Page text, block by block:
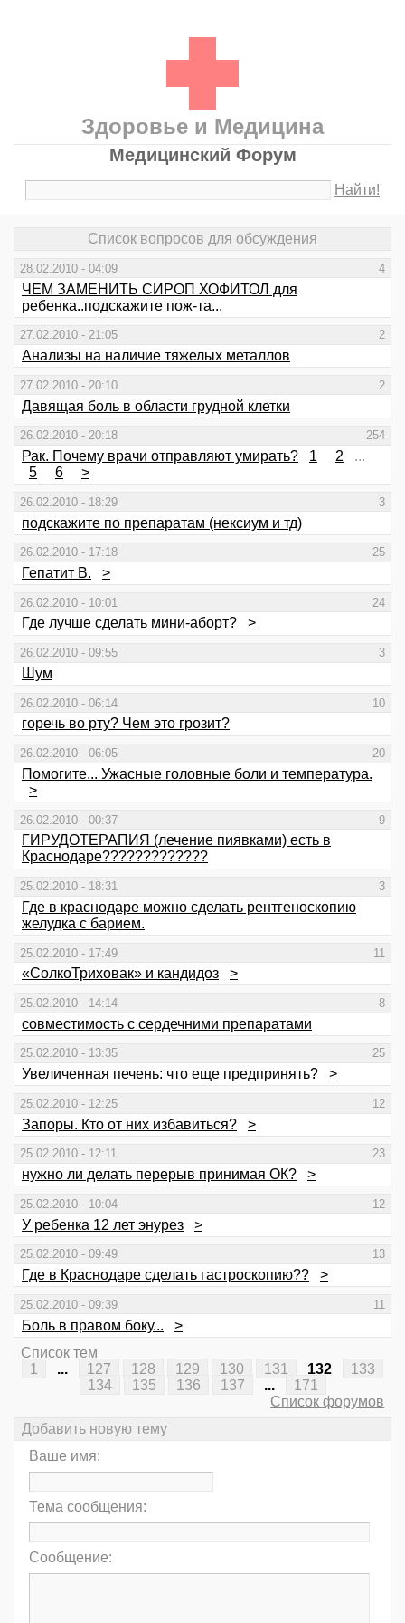
Здоровье и Медицина
Медицинский Форум
Найти!
Список вопросов для обсуждения
28.02.2010 - 04:09 4
ЧЕМ ЗАМЕНИТЬ СИРОП ХОФИТОЛ для
ребенка..подскажите пож-та...
27.02.2010 - 21:05 2
Анализы на наличие тяжелых металлов
27.02.2010 - 20:10 2
Давящая боль в области грудной клетки
26.02.2010 - 20:18 254
Рак. Почему врачи отправляют умирать? 1 2
...
5
6 >
26.02.2010 - 18:29 3
подскажите по препаратам (нексиум и тд)
26.02.2010 - 17:18 25
Гепатит В. >
26.02.2010 - 10:01 24
Где лучше сделать мини-аборт? >
26.02.2010 - 09:55 3
Шум
26.02.2010 - 06:14 10
горечь во рту? Чем это грозит?
26.02.2010 - 06:05 20
Помогите... Ужасные головные боли и температура.
>
26.02.2010 - 00:37 9
ГИРУДОТЕРАПИЯ (лечение пиявками) есть в
Краснодаре?????????????
25.02.2010 - 18:31 3
Где в краснодаре можно сделать рентгеноскопию
желудка с барием.
25.02.2010 - 17:49 11
«СолкоТриховак» и кандидоз >
25.02.2010 - 14:14 8
совместимость с сердечними препаратами
25.02.2010 - 13:35 25
Увеличенная печень: что еще предпринять? >
25.02.2010 - 12:25 12
Запоры. Кто от них избавиться? >
25.02.2010 - 12:11 23
нужно ли делать перерыв принимая ОК? >
25.02.2010 - 10:04 12
У ребенка 12 лет энурез >
25.02.2010 - 09:49 13
Где в Краснодаре сделать гастроскопию?? >
25.02.2010 - 09:39 11
Боль в правом боку...
>
Список тем
1
... 127 128 129 130 131 132
133
134
135 136 137 ...
171
Список форумов
Добавить новую тему
Ваше имя:
Тема сообщения:
Сообщение: